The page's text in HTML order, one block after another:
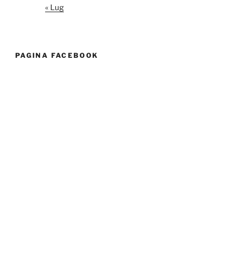
« Lug
PAGINA FACEBOOK